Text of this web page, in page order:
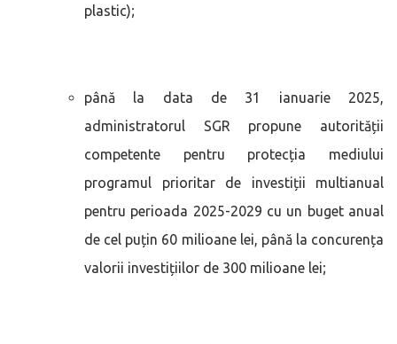
plastic);
până la data de 31 ianuarie 2025,
administratorul SGR propune autorității
competente pentru protecția mediului
programul prioritar de investiții multianual
pentru perioada 2025-2029 cu un buget anual
de cel puțin 60 milioane lei, până la concurența
valorii investițiilor de 300 milioane lei;